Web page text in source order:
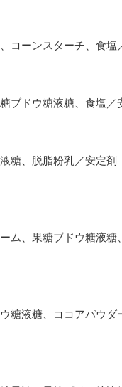
コーンスターチ、食
ブドウ糖液糖、食塩
糖、脱脂粉乳／安定
ム、果糖ブドウ糖液糖
糖液糖、ココアパウ